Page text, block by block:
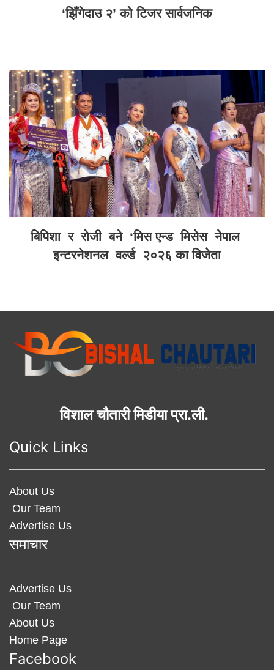
‘झिँगेदाउ २’ को टिजर सार्वजनिक
बिपिशा र रोजी बने ‘मिस एन्ड मिसेस नेपाल
इन्टरनेशनल वर्ल्ड २०२६ का विजेता
विशाल चौतारी मिडीया प्रा.ली.
Quick Links
About Us
Our Team
Advertise Us
समाचार
Advertise Us
Our Team
About Us
Home Page
Facebook